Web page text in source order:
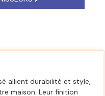
allient durabilité et style,
maison. Leur finition